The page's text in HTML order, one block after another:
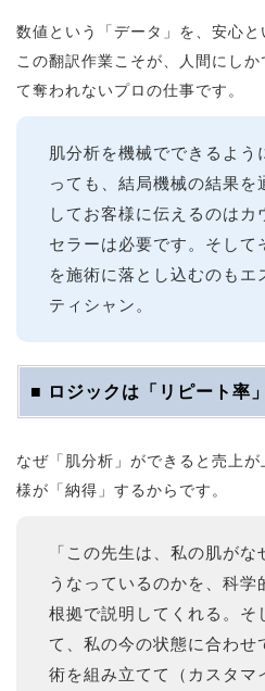
数値という「データ」を、安心と
この翻訳作業こそが、人間にし
て奪われないプロの仕事です。
肌分析を機械でできるよう
っても、結局機械の結果を
してお客様に伝えるのはカ
セラーは必要です。そして
を施術に落とし込むのもエ
ティシャン。
■ ロジックは「リピート率
なぜ「肌分析」ができると売上
様が「納得」するからです。
「この先生は、私の肌がな
うなっているのかを、科学
根拠で説明してくれる。そ
て、私の今の状態に合わせ
術を組み立てて（カスタマ